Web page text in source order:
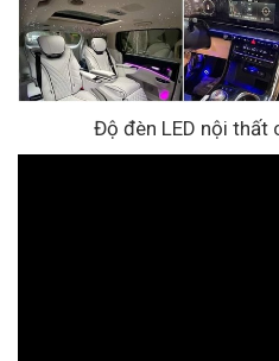
Độ đèn LED nội thất